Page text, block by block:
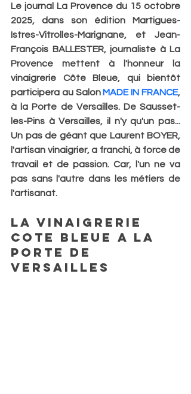
Le journal La Provence du 15 octobre
2025, dans son édition Martigues-
Istres-Vitrolles-Marignane, et Jean-
François BALLESTER, journaliste à La
Provence mettent à l'honneur la
vinaigrerie Côte Bleue, qui bientôt
participera au Salon MADE IN FRANCE,
à la Porte de Versailles. De Sausset-
les-Pins à Versailles, il n'y qu'un pas...
Un pas de géant que Laurent BOYER,
l'artisan vinaigrier, a franchi, à force de
travail et de passion. Car, l'un ne va
pas sans l'autre dans les métiers de
l'artisanat.
LA VINAIGRERIE
COTE BLEUE A LA
PORTE DE
VERSAILLES